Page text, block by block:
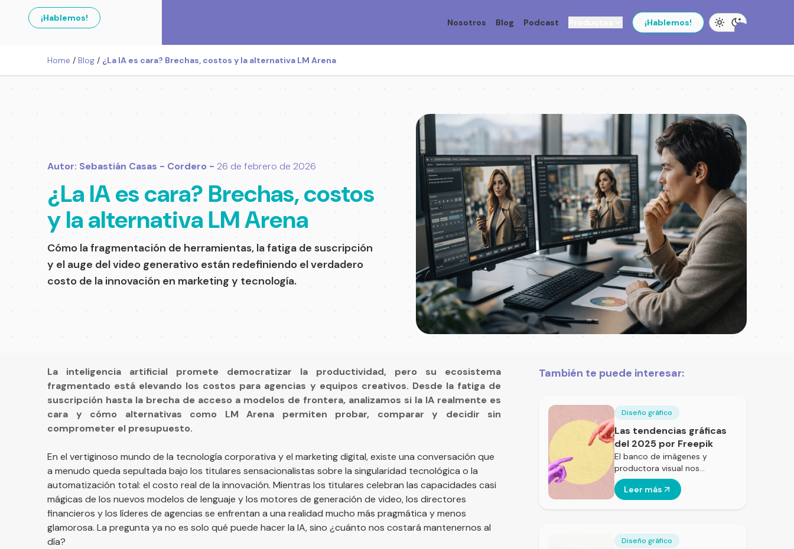
Nosotros Blog Podcast ¡Hablemos!
¡Hablemos!
Home / Blog / ¿La IA es cara? Brechas, costos y la alternativa LM Arena
Autor: Sebastián Casas - Cordero - 26 de febrero de 2026
¿La IA es cara? Brechas, costos
y la alternativa LM Arena
Cómo la fragmentación de herramientas, la fatiga de suscripción
y el auge del video generativo están redefiniendo el verdadero
costo de la innovación en marketing y tecnología.
La inteligencia artificial promete democratizar la productividad, pero su ecosistema
fragmentado está elevando los costos para agencias y equipos creativos. Desde la fatiga de
suscripción hasta la brecha de acceso a modelos de frontera, analizamos si la IA realmente es
cara y cómo alternativas como LM Arena permiten probar, comparar y decidir sin
comprometer el presupuesto.
En el vertiginoso mundo de la tecnología corporativa y el marketing digital, existe una conversación que
a menudo queda sepultada bajo los titulares sensacionalistas sobre la singularidad tecnológica o la
automatización total: el costo real de la innovación. Mientras los titulares celebran las capacidades casi
mágicas de los nuevos modelos de lenguaje y los motores de generación de video, los directores
financieros y los líderes de agencias se enfrentan a una realidad mucho más pragmática y menos
glamorosa. La pregunta ya no es solo qué puede hacer la IA, sino ¿cuánto nos costará mantenernos al
día?
También te puede interesar:
Diseño gráfico
Las tendencias gráficas
del 2025 por Freepik
El banco de imágenes y
productora visual nos…
Leer más
Diseño gráfico